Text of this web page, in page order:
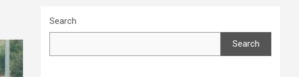
Search
Search